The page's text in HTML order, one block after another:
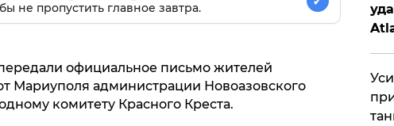
не пропустить главное завтра.
официальное письмо жителей
Мариуполя администрации Новоазовского
комитету Красного Креста.